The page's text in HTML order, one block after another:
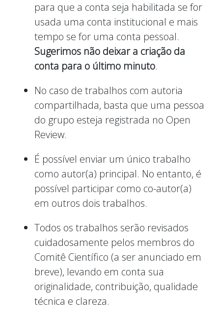
para que a conta seja habilitada se for
usada uma conta institucional e mais
tempo se for uma conta pessoal.
Sugerimos não deixar a criação da
conta para o último minuto.
No caso de trabalhos com autoria
compartilhada, basta que uma pessoa
do grupo esteja registrada no Open
Review.
É possível enviar um único trabalho
como autor(a) principal. No entanto, é
possível participar como co-autor(a)
em outros dois trabalhos.
Todos os trabalhos serão revisados
cuidadosamente pelos membros do
Comitê Científico (a ser anunciado em
breve), levando em conta sua
originalidade, contribuição, qualidade
técnica e clareza.